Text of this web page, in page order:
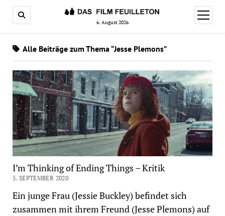
6. August 2026
Menü
öffnen
Alle Beiträge zum Thema “Jesse Plemons”
I’m Thinking of Ending Things – Kritik
5. SEPTEMBER 2020
Ein junge Frau (Jessie Buckley) befindet sich
zusammen mit ihrem Freund (Jesse Plemons) auf